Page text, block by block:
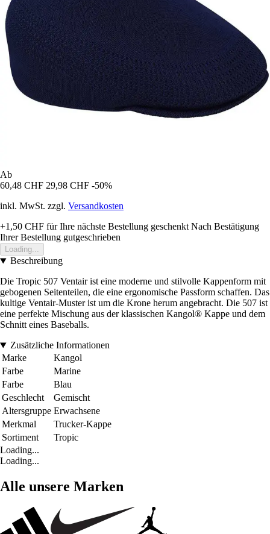
Ab
60,48 CHF 29,98 CHF -50%
inkl. MwSt. zzgl. Versandkosten
+1,50 CHF für Ihre nächste Bestellung geschenkt Nach Bestätigung
Ihrer Bestellung gutgeschrieben
Loading...
Beschreibung
Die Tropic 507 Ventair ist eine moderne und stilvolle Kappenform mit
gebogenen Seitenteilen, die eine ergonomische Passform schaffen. Das
kultige Ventair-Muster ist um die Krone herum angebracht. Die 507 ist
eine perfekte Mischung aus der klassischen Kangol® Kappe und dem
Schnitt eines Baseballs.
Zusätzliche Informationen
Marke
Kangol
Farbe
Marine
Farbe
Blau
Geschlecht
Gemischt
Altersgruppe Erwachsene
Merkmal
Trucker-Kappe
Sortiment
Tropic
Loading...
Loading...
Alle unsere Marken